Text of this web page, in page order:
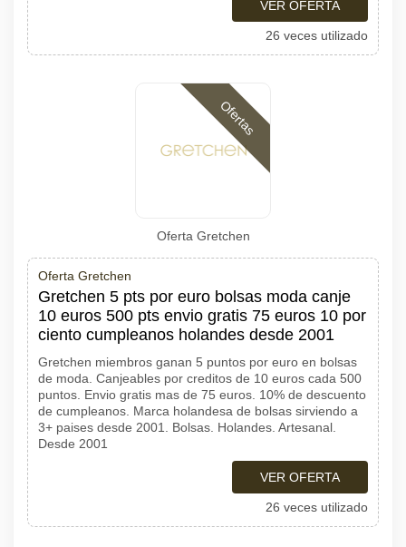
VER OFERTA
26 veces utilizado
Ofertas
Oferta Gretchen
Oferta Gretchen
Gretchen 5 pts por euro bolsas moda canje
10 euros 500 pts envio gratis 75 euros 10 por
ciento cumpleanos holandes desde 2001
Gretchen miembros ganan 5 puntos por euro en bolsas
de moda. Canjeables por creditos de 10 euros cada 500
puntos. Envio gratis mas de 75 euros. 10% de descuento
de cumpleanos. Marca holandesa de bolsas sirviendo a
3+ paises desde 2001. Bolsas. Holandes. Artesanal.
Desde 2001
VER OFERTA
26 veces utilizado